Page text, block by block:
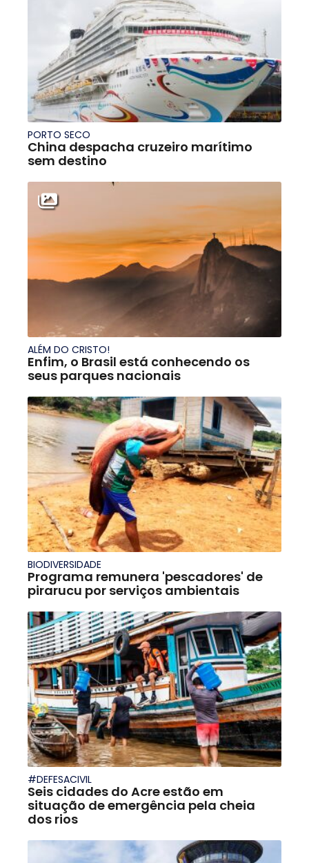
PORTO SECO
China despacha cruzeiro marítimo
sem destino
ALÉM DO CRISTO!
Enfim, o Brasil está conhecendo os
seus parques nacionais
BIODIVERSIDADE
Programa remunera 'pescadores' de
pirarucu por serviços ambientais
#DEFESACIVIL
Seis cidades do Acre estão em
situação de emergência pela cheia
dos rios